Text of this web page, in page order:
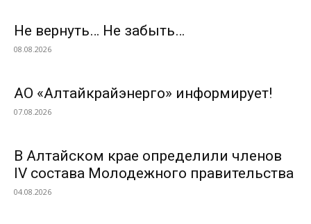
Не вернуть… Не забыть…
08.08.2026
АО «Алтайкрайэнерго» информирует!
07.08.2026
В Алтайском крае определили членов
IV состава Молодежного правительства
04.08.2026